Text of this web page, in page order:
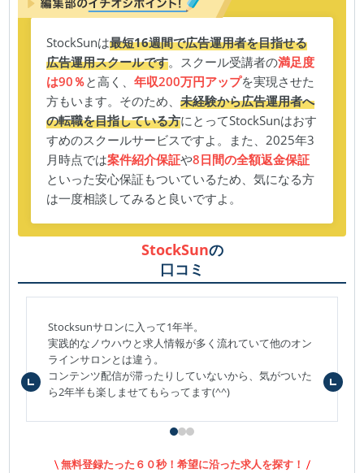
StockSunは最短16週間で広告運用者を目指せる
広告運用スクールです。スクール受講者の満足度
は90％と高く、年収200万円アップを実現させた
方もいます。そのため、未経験から広告運用者へ
の転職を目指している方にとってStockSunはおす
すめのスクールサービスですよ。また、2025年3
月時点では案件紹介保証や8日間の全額返金保証
といった安心保証もついているため、気になる方
は一度相談してみると良いですよ。
StockSunの
口コミ
Stocksunサロンに入って1年半。
実践的なノウハウと求人情報が多く流れていて他のオン
ラインサロンとは違う。
コンテンツ配信が滞ったりしていないから、気がついた
ら2年半も楽しませてもらってます(^^)
無料登録たった６０秒！希望に沿った求人を探す！